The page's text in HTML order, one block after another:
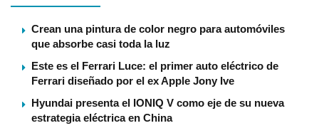
Crean una pintura de color negro para automóviles
que absorbe casi toda la luz
Este es el Ferrari Luce: el primer auto eléctrico de
Ferrari diseñado por el ex Apple Jony Ive
Hyundai presenta el IONIQ V como eje de su nueva
estrategia eléctrica en China